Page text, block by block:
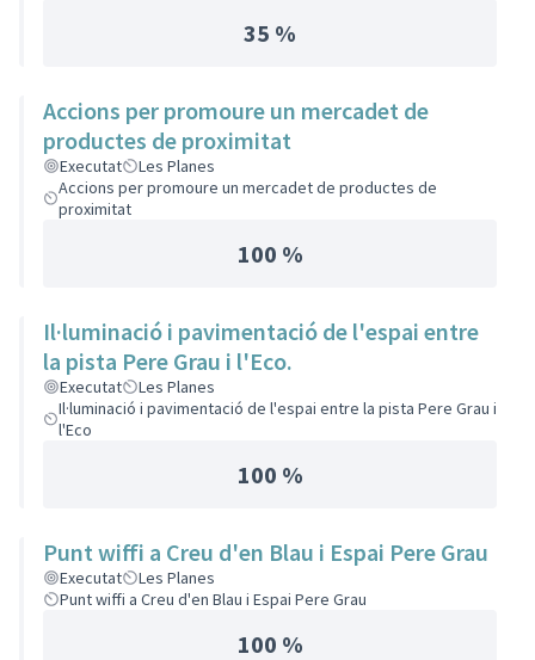
35 %
Accions per promoure un mercadet de
productes de proximitat
Executat
Les Planes
Accions per promoure un mercadet de productes de
proximitat
100 %
Il·luminació i pavimentació de l'espai entre
la pista Pere Grau i l'Eco.
Executat
Les Planes
Il·luminació i pavimentació de l'espai entre la pista Pere Grau i
l'Eco
100 %
Punt wiffi a Creu d'en Blau i Espai Pere Grau
Executat
Les Planes
Punt wiffi a Creu d'en Blau i Espai Pere Grau
100 %